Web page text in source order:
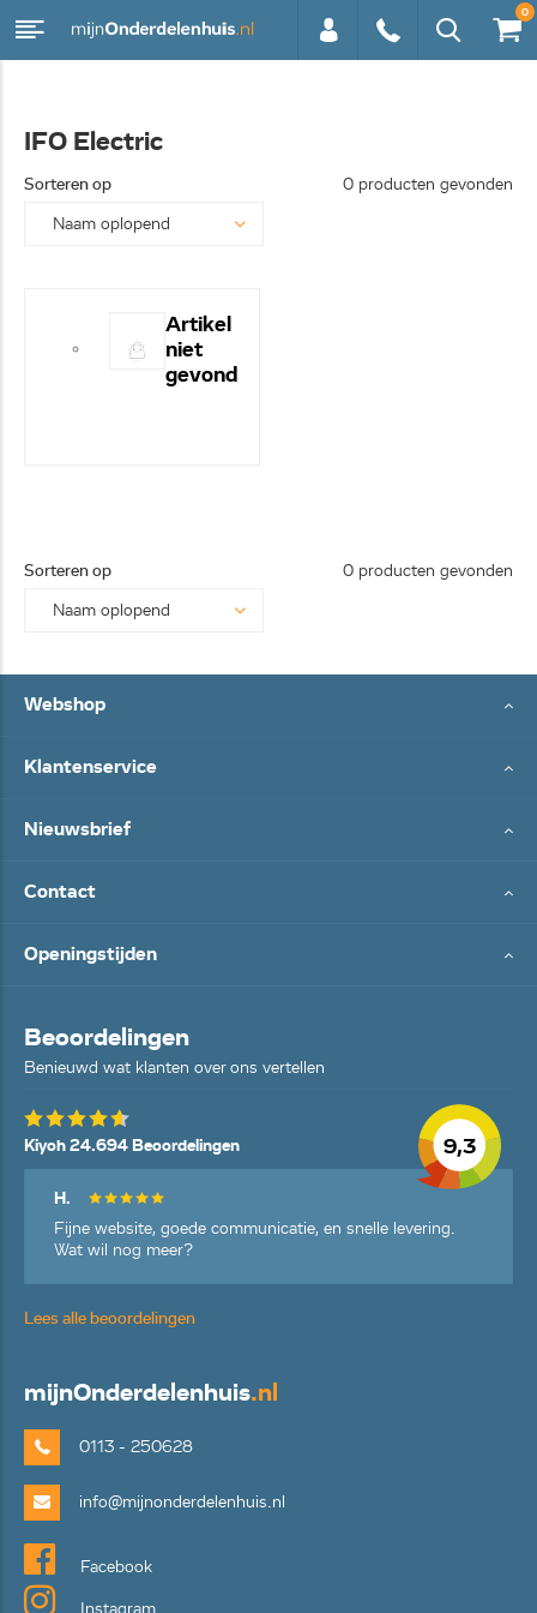
250628
0
IFO Electric
Sorteren op 0 producten gevonden
Artikel
niet
gevond
Sorteren op 0 producten gevonden
Webshop
Klantenservice
Nieuwsbrief
Contact
Openingstijden
Beoordelingen
Benieuwd wat klanten over ons vertellen
9,3
Kiyoh 24.694 Beoordelingen
H.
Fijne website, goede communicatie, en snelle levering.
Wat wil nog meer?
Lees alle beoordelingen
mijnOnderdelenhuis.nl
0113 - 250628
info@mijnonderdelenhuis.nl
Facebook